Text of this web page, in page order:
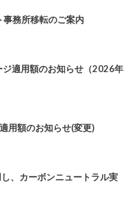
事務所移転のご案内
適用額のお知らせ（2026年
用額のお知らせ(変更)
、カーボンニュートラル実